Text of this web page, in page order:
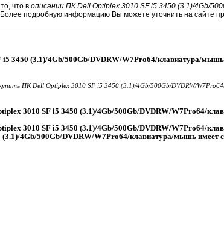
что вописании ПК Dell Optiplex 3010 SF i5 3450 (3.1)/4Gb/
Более подробную информацию Вы можете уточнить на сайте
3450 (3.1)/4Gb/500Gb/DVDRW/W7Pro64/клавиатура/мышь
ПК Dell Optiplex 3010 SF i5 3450 (3.1)/4Gb/500Gb/DVDRW/
3010 SF i5 3450 (3.1)/4Gb/500Gb/DVDRW/W7Pro64/
3010 SF i5 3450 (3.1)/4Gb/500Gb/DVDRW/W7Pro64/
4Gb/500Gb/DVDRW/W7Pro64/клавиатура/мышь имеет